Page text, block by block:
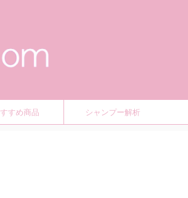
すめ商品 シャンプー解析